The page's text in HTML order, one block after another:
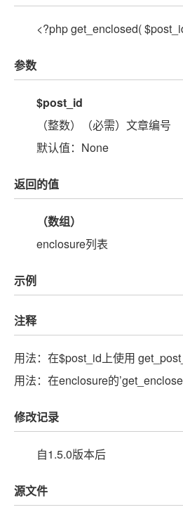
<?php get_enclosed(
参数
$post_id
（整数）（必需）文章编号
默认值：None
返回的值
（数组）
enclosure列表
示例
注释
用法：在$post_id上使用
用法：在enclosure的
修改记录
自1.5.0版本后
源文件